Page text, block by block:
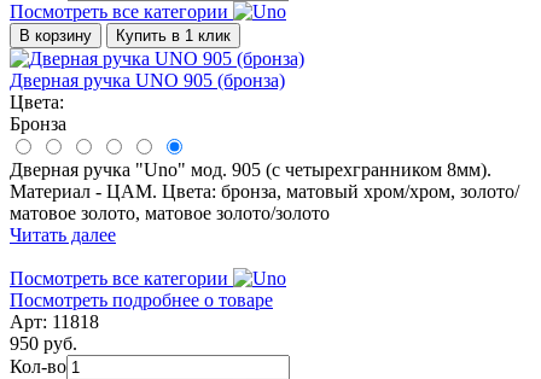
Посмотреть все категории
В корзину Купить в 1 клик
Дверная ручка UNO 905 (бронза)
Цвета:
Бронза
Дверная ручка "Uno" мод. 905 (с четырехгранником 8мм).
Материал - ЦАМ. Цвета: бронза, матовый хром/хром, золото/
матовое золото, матовое золото/золото
Читать далее
Посмотреть все категории
Посмотреть подробнее о товаре
Арт: 11818
950 руб.
Кол-во